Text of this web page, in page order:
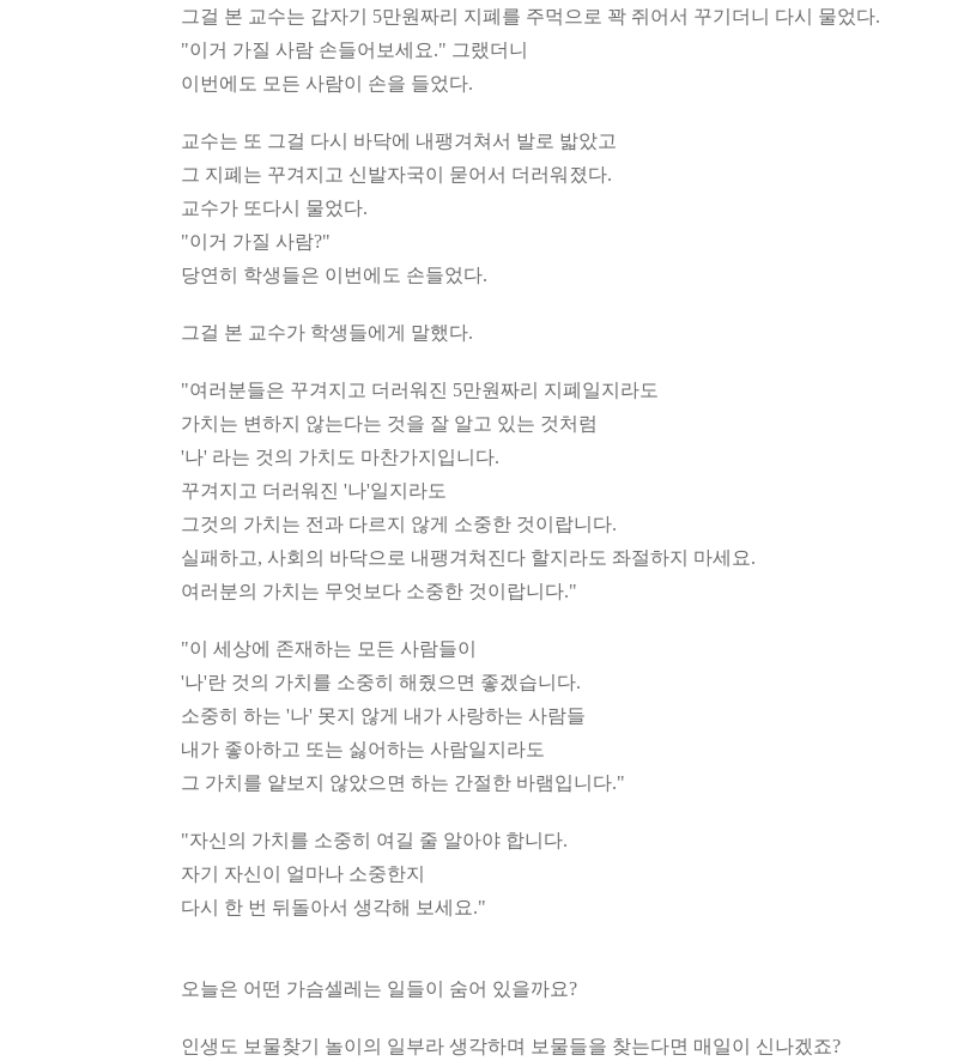
그걸 본 교수는 갑자기 5만원짜리 지폐를 주먹으로 꽉 쥐어서 꾸기더니 다시 물었다.
"이거 가질 사람 손들어보세요." 그랬더니
이번에도 모든 사람이 손을 들었다.
교수는 또 그걸 다시 바닥에 내팽겨쳐서 발로 밟았고
그 지폐는 꾸겨지고 신발자국이 묻어서 더러워졌다.
교수가 또다시 물었다.
"이거 가질 사람?"
당연히 학생들은 이번에도 손들었다.
그걸 본 교수가 학생들에게 말했다.
"여러분들은 꾸겨지고 더러워진 5만원짜리 지폐일지라도
가치는 변하지 않는다는 것을 잘 알고 있는 것처럼
'나' 라는 것의 가치도 마찬가지입니다.
꾸겨지고 더러워진 '나'일지라도
그것의 가치는 전과 다르지 않게 소중한 것이랍니다.
실패하고, 사회의 바닥으로 내팽겨쳐진다 할지라도 좌절하지 마세요.
여러분의 가치는 무엇보다 소중한 것이랍니다."
"이 세상에 존재하는 모든 사람들이
'나'란 것의 가치를 소중히 해줬으면 좋겠습니다.
소중히 하는 '나' 못지 않게 내가 사랑하는 사람들
내가 좋아하고 또는 싫어하는 사람일지라도
그 가치를 얕보지 않았으면 하는 간절한 바램입니다."
"자신의 가치를 소중히 여길 줄 알아야 합니다.
자기 자신이 얼마나 소중한지
다시 한 번 뒤돌아서 생각해 보세요."
오늘은 어떤 가슴셀레는 일들이 숨어 있을까요?
인생도 보물찾기 놀이의 일부라 생각하며 보물들을 찾는다면 매일이 신나겠죠?